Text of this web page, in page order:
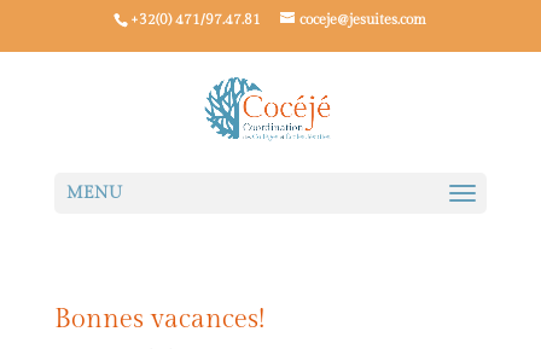
+32(0) 471/97.47.81 coceje@jesuites.com
Bonnes vacances!